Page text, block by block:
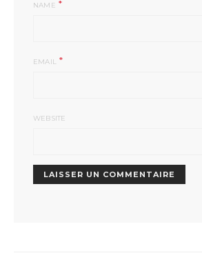
NAME *
EMAIL *
WEBSITE